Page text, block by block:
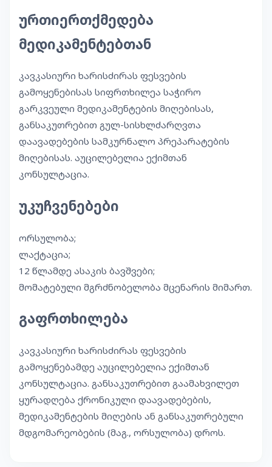
ურთიერთქმედება
მედიკამენტებთან
კავკასიური ხარისძირას ფესვების
გამოყენებისას სიფრთხილეა საჭირო
გარკვეული მედიკამენტების მიღებისას,
განსაკუთრებით გულ-სისხლძარღვთა
დაავადებების სამკურნალო პრეპარატების
მიღებისას. აუცილებელია ექიმთან
კონსულტაცია.
უკუჩვენებები
ორსულობა;
ლაქტაცია;
12 წლამდე ასაკის ბავშვები;
მომატებული მგრძნობელობა მცენარის მიმართ.
გაფრთხილება
კავკასიური ხარისძირას ფესვების
გამოყენებამდე აუცილებელია ექიმთან
კონსულტაცია. განსაკუთრებით გაამახვილეთ
ყურადღება ქრონიკული დაავადებების,
მედიკამენტების მიღების ან განსაკუთრებული
მდგომარეობების (მაგ., ორსულობა) დროს.